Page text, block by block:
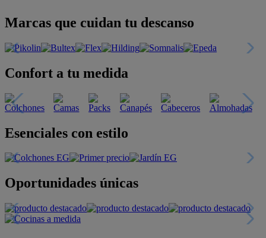
Marcas que cuidan tu descanso
Confort a tu medida
Esenciales con estilo
Oportunidades únicas